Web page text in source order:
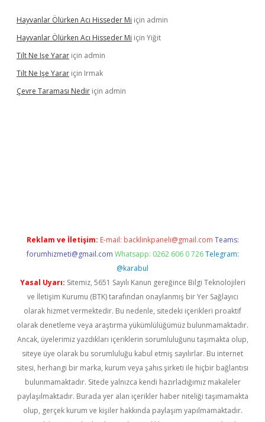
Hayvanlar Ölürken Acı Hisseder Mi için admin
Hayvanlar Ölürken Acı Hisseder Mi için Yiğit
Tilt Ne Işe Yarar için admin
Tilt Ne Işe Yarar için Irmak
Çevre Taraması Nedir için admin
Reklam ve İletişim: E-mail: backlinkpaneli@gmail.com Teams:
forumhizmeti@gmail.com Whatsapp: 0262 606 0 726 Telegram:
@karabul
Yasal Uyarı: Sitemiz, 5651 Sayılı Kanun gereğince Bilgi Teknolojileri
ve İletişim Kurumu (BTK) tarafından onaylanmış bir Yer Sağlayıcı
olarak hizmet vermektedir. Bu nedenle, sitedeki içerikleri proaktif
olarak denetleme veya araştırma yükümlülüğümüz bulunmamaktadır.
Ancak, üyelerimiz yazdıkları içeriklerin sorumluluğunu taşımakta olup,
siteye üye olarak bu sorumluluğu kabul etmiş sayılırlar. Bu internet
sitesi, herhangi bir marka, kurum veya şahıs şirketi ile hiçbir bağlantısı
bulunmamaktadır. Sitede yalnızca kendi hazırladığımız makaleler
paylaşılmaktadır. Burada yer alan içerikler haber niteliği taşımamakta
olup, gerçek kurum ve kişiler hakkında paylaşım yapılmamaktadır.